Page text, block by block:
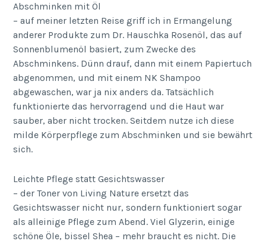
Abschminken mit Öl
– auf meiner letzten Reise griff ich in Ermangelung
anderer Produkte zum Dr. Hauschka Rosenöl, das auf
Sonnenblumenöl basiert, zum Zwecke des
Abschminkens. Dünn drauf, dann mit einem Papiertuch
abgenommen, und mit einem NK Shampoo
abgewaschen, war ja nix anders da. Tatsächlich
funktionierte das hervorragend und die Haut war
sauber, aber nicht trocken. Seitdem nutze ich diese
milde Körperpflege zum Abschminken und sie bewährt
sich.
Leichte Pflege statt Gesichtswasser
– der Toner von Living Nature ersetzt das
Gesichtswasser nicht nur, sondern funktioniert sogar
als alleinige Pflege zum Abend. Viel Glyzerin, einige
schöne Öle, bissel Shea – mehr braucht es nicht. Die